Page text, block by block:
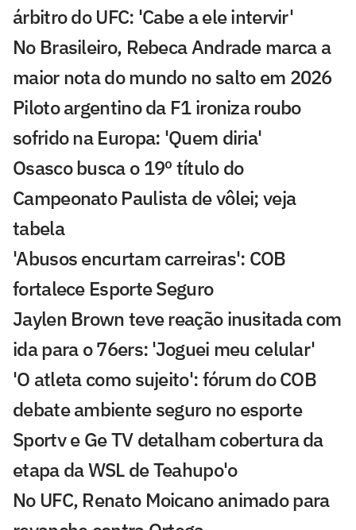
árbitro do UFC: 'Cabe a ele intervir'
No Brasileiro, Rebeca Andrade marca a
maior nota do mundo no salto em 2026
Piloto argentino da F1 ironiza roubo
sofrido na Europa: 'Quem diria'
Osasco busca o 19º título do
Campeonato Paulista de vôlei; veja
tabela
'Abusos encurtam carreiras': COB
fortalece Esporte Seguro
Jaylen Brown teve reação inusitada com
ida para o 76ers: 'Joguei meu celular'
'O atleta como sujeito': fórum do COB
debate ambiente seguro no esporte
Sportv e Ge TV detalham cobertura da
etapa da WSL de Teahupo'o
No UFC, Renato Moicano animado para